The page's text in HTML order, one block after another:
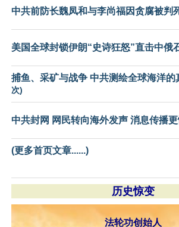
中共前防长魏凤和与李尚福因贪腐被判
美国全球封锁伊朗“史诗狂怒”直击中俄
捕鱼、采矿与战争 中共测绘全球海洋的
次)
中共封网 网民转向海外发声 消息传播
(更多首页文章......)
历史惊变
法轮功创始人